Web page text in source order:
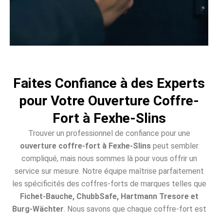
Faites Confiance à des Experts
pour Votre Ouverture Coffre-
Fort à Fexhe-Slins
Trouver un professionnel de confiance pour une
ouverture coffre-fort à Fexhe-Slinspeut sembler
compliqué, mais nous sommes là pour vous offrir un
service sur mesure. Notre équipe maîtrise parfaitement
les spécificités des coffres-forts de marques telles que
Fichet-Bauche, ChubbSafe, Hartmann Tresore et
Burg-Wächter . Nous savons que chaque coffre-fort est